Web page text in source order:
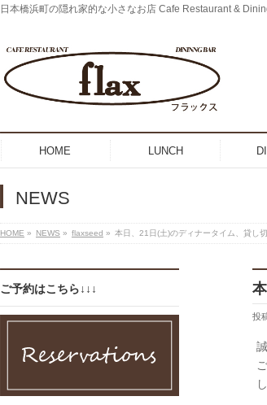
日本橋浜町の隠れ家的な小さなお店 Cafe Restaurant &
HOME LUNCH
NEWS
HOME » NEWS » flaxseed » 本日、21日(土)のディナータイム、貸し
投
ご予約はこちら↓↓↓